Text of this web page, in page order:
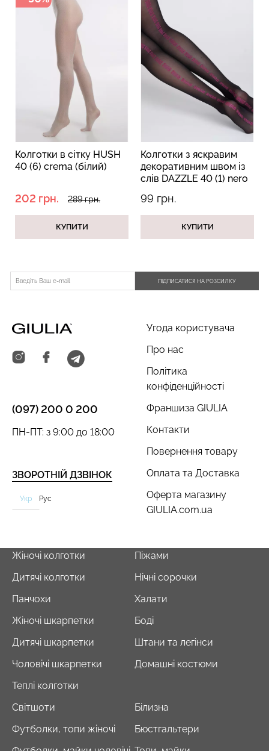
Колготки в сітку HUSH
40 (6) crema (білий)
202 грн. 289 грн.
КУПИТИ
Колготки з яскравим
декоративним швом із
слів DAZZLE 40 (1) nero
99 грн.
КУПИТИ
ПІДПИСАТИСЯ НА РОЗСИЛКУ
Угода користувача
Про нас
Політика
конфіденційності
Франшиза GIULIA
Контакти
Повернення товару
Оплата та Доставка
Оферта магазину
GIULIA.com.ua
(097) 200 0 200
ЗВОРОТНІЙ ДЗВІНОК
ПН-ПТ: з 9:00 до 18:00
Укр Рус
Жіночі колготки
Дитячі колготки
Панчохи
Жіночі шкарпетки
Дитячі шкарпетки
Чоловічі шкарпетки
Теплі колготки
Піжами
Нічні сорочки
Халати
Боді
Штани та легінси
Домашні костюми
Світшоти
Футболки, топи жіночі
Білизна
Бюстгальтери
Безшовні стрінги STRING
BRIEFS (чорний) Giulia
299 грн.
Топ на бретелях в рубчик
CAMI TOP RIB white (білий)
Giulia
299 грн.499 грн.
Безшовний топ на
Безшовні труси сліпи з